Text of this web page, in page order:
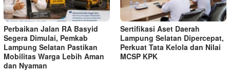
Perbaikan Jalan RA Basyid
Segera Dimulai, Pemkab
Lampung Selatan Pastikan
Mobilitas Warga Lebih Aman
dan Nyaman
Sertifikasi Aset Daerah
Lampung Selatan Dipercepat,
Perkuat Tata Kelola dan Nilai
MCSP KPK